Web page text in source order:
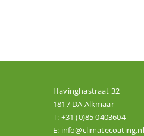
Havinghastraat 32
1817 DA Alkmaar
T: +31 (0)85 0403604
E: info@climatecoating.nl